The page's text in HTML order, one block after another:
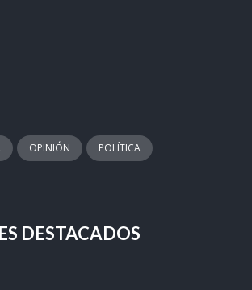
OPINIÓN POLÍTICA
DESTACADOS